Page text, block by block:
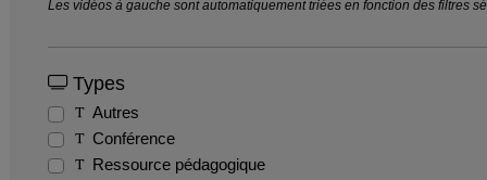
Les vidéos à gauche sont automatiquement triées en fonction des filtres
Types
Autres
Conférence
Ressource pédagogique